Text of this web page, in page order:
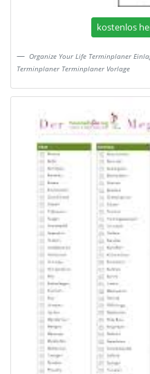
kostenlos
Organize Your Life Terminplaner
Terminplaner Terminplaner Vorlage